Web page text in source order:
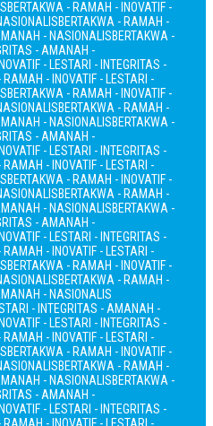
BERTAKWA - RAMAH - INOVATIF -
BERTAKWA - RAMAH -
- NASIONALISBERTAKWA -
- AMANAH -
- LESTARI - INTEGRITAS -
RAMAH - INOVATIF - LESTARI -
BERTAKWA - RAMAH - INOVATIF -
BERTAKWA - RAMAH -
- NASIONALISBERTAKWA -
- AMANAH -
- LESTARI - INTEGRITAS -
RAMAH - INOVATIF - LESTARI -
BERTAKWA - RAMAH - INOVATIF -
BERTAKWA - RAMAH -
- NASIONALISBERTAKWA -
- AMANAH -
- LESTARI - INTEGRITAS -
RAMAH - INOVATIF - LESTARI -
BERTAKWA - RAMAH - INOVATIF -
BERTAKWA - RAMAH -
- NASIONALIS
- INTEGRITAS - AMANAH -
- LESTARI - INTEGRITAS -
RAMAH - INOVATIF - LESTARI -
BERTAKWA - RAMAH - INOVATIF -
BERTAKWA - RAMAH -
- NASIONALISBERTAKWA -
- AMANAH -
- LESTARI - INTEGRITAS -